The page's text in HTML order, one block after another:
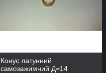
Конус латунний
самозажимний Д=14